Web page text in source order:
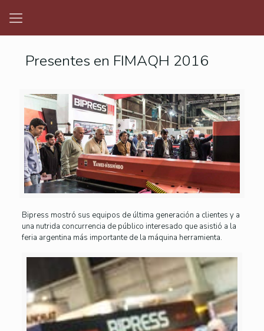
Presentes en FIMAQH 2016
Bipress mostró sus equipos de última generación a clientes y a
una nutrida concurrencia de público interesado que asistió a la
feria argentina más importante de la máquina herramienta.